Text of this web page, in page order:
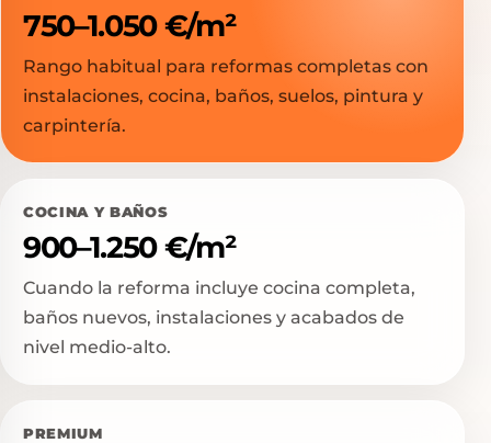
750–1.050 €/m²
Rango habitual para reformas completas con
instalaciones, cocina, baños, suelos, pintura y
carpintería.
COCINA Y BAÑOS
900–1.250 €/m²
Cuando la reforma incluye cocina completa,
baños nuevos, instalaciones y acabados de
nivel medio-alto.
PREMIUM